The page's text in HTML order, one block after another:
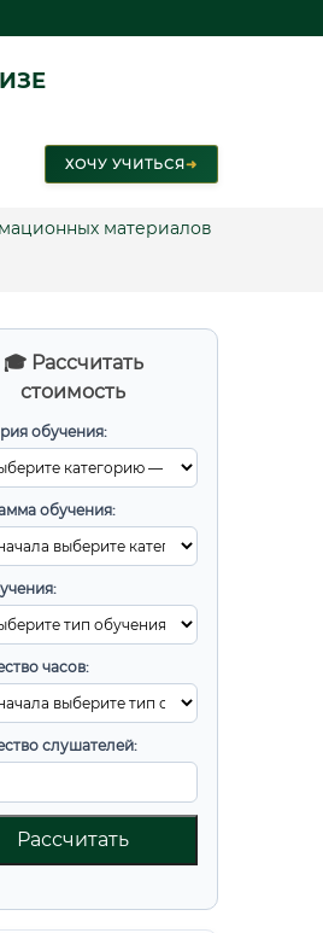
ХОЧУ УЧИТЬСЯ➜
материалов
🎓 Рассчитать
стоимость
обучения:
обучения:
часов:
слушателей:
Рассчитать